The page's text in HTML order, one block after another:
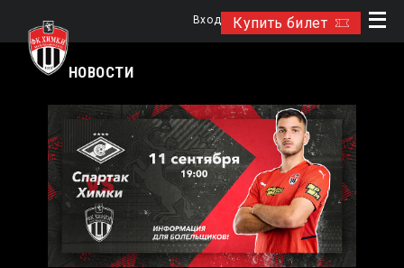
Купить билет
Вход
НОВОСТИ